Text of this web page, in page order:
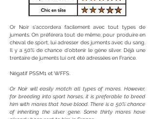
Or Noir s'accordera facilement avec tout types de
juments. On préférera tout de même, pour produire en
cheval de sport, lui adresser des juments avec du sang.
Il y a 50% de chance d'obtenir le gène silver. Déjà une
trentaire de juments lui ont été adressées en France.
Négatif PSSM1 et WFFS.
Or Noir will easily match all types of mares. However,
for breeding into sport horses, it is preferable to breed
him with mares that have blood. There is a 50% chance
of inheriting the silver gene. Some thirty mares have